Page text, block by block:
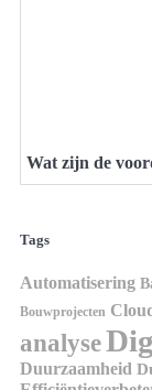
Wat zijn de
Tags
Automatisering
Bouwprojecten
analyse
Duurzaamheid